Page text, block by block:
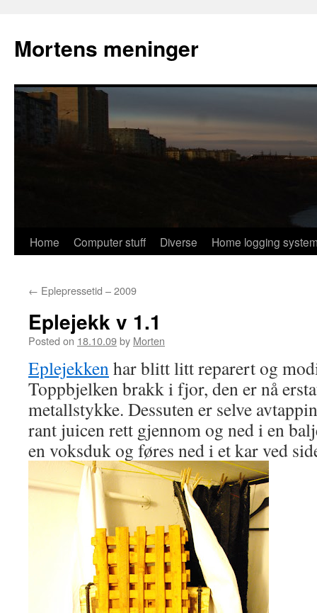
Mortens meninger
Skip
content
Home Computer stuff Diverse Home logging
← Eplepressetid – 2009
Eplejekk v 1.1
Posted on 18.10.09by Morten
Eplejekkenhar blitt litt reparert og
Toppbjelken brakk i fjor, den er nå
metallstykke. Dessuten er selve
rant juicen rett gjennom og ned i en
en voksduk og føres ned i et kar ved